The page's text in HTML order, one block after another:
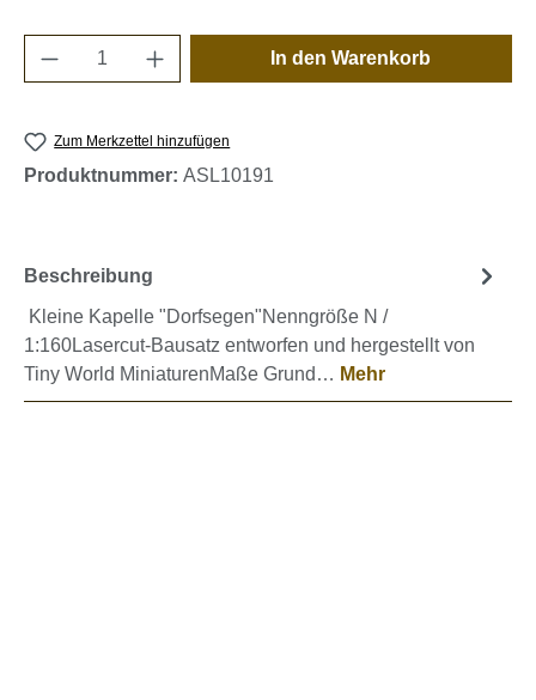
Produkt Anzahl: Gib den gewünschten
In den Warenkorb
Zum Merkzettel hinzufügen
Produktnummer: ASL10191
Beschreibung
Kleine Kapelle "Dorfsegen"Nenngröße N /
1:160Lasercut-Bausatz entworfen und hergestellt von
Tiny World MiniaturenMaße Grund… Mehr